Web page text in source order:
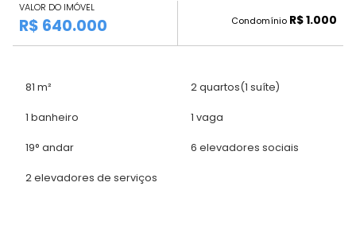
VALOR DO IMÓVEL
R$ 640.000 Condomínio R$ 1.000
81 m² 2 quartos(1 suíte)
1 banheiro 1 vaga
19° andar 6 elevadores sociais
2 elevadores de serviços